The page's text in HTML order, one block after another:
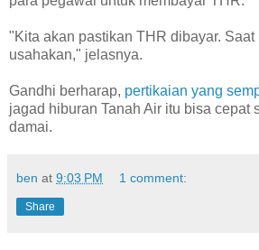
"Kita akan pastikan THR dibayar. Saat
usahakan," jelasnya.
Gandhi berharap, pertikaian yang
jagad hiburan Tanah Air itu bisa cepat
damai.
ben at 9:03 PM 1 comment:
Share